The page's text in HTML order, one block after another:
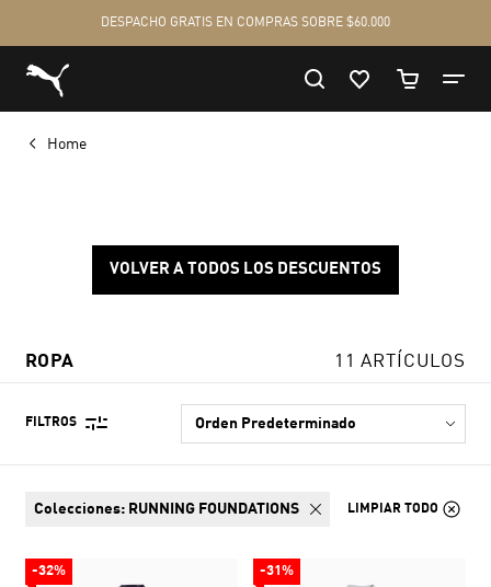
Home
VOLVER A TODOS LOS DESCUENTOS
ROPA 11 ARTÍCULOS
FILTROS
colecciones: RUNNING FOUNDATIONS LIMPIAR TODO
-32% -31%